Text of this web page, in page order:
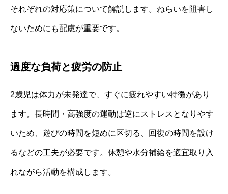
それぞれの対応策について解説します。ねらいを阻害し
ないためにも配慮が重要です。
過度な負荷と疲労の防止
2歳児は体力が未発達で、すぐに疲れやすい特徴があり
ます。長時間・高強度の運動は逆にストレスとなりやす
いため、遊びの時間を短めに区切る、回復の時間を設け
るなどの工夫が必要です。休憩や水分補給を適宜取り入
れながら活動を構成します。